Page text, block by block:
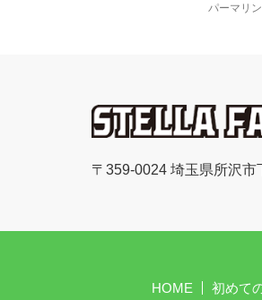
パーマリ
〒359-0024 埼玉県所沢市
HOME 初めて